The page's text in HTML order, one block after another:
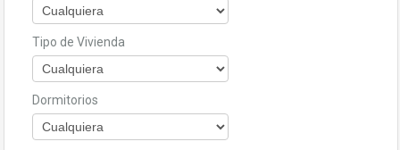
Tipo de Vivienda
Dormitorios